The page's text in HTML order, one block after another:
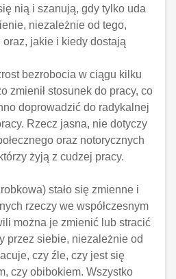
nią i szanują, gdy tylko uda
niezależnie od tego,
jakie i kiedy dostają
bezrobocia w ciągu kilku
zmienił stosunek do pracy, co
doprowadzić do radykalnej
Rzecz jasna, nie dotyczy
oraz notorycznych
żyją z cudzej pracy.
stało się zmienne i
rzeczy we współczesnym
można je zmienić lub stracić
przez siebie, niezależnie od
czy źle, czy jest się
czy obibokiem. Wszystko